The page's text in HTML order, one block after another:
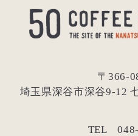
〒
埼玉県深谷市深谷9-12
TEL 048-